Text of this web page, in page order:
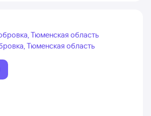
Тюменская область
Тюменская область